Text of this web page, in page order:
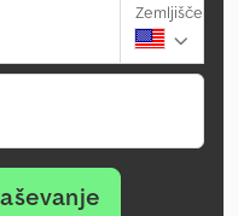
Zemljišče